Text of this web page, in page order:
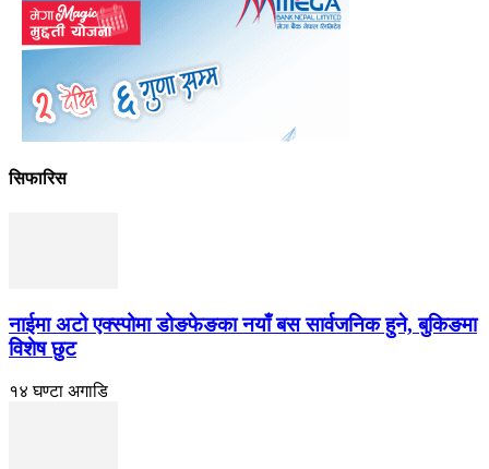
सिफारिस
नाईमा अटो एक्स्पोमा डोङफेङका नयाँ बस सार्वजनिक हुने, बुकिङमा
विशेष छुट
१४ घण्टा अगाडि